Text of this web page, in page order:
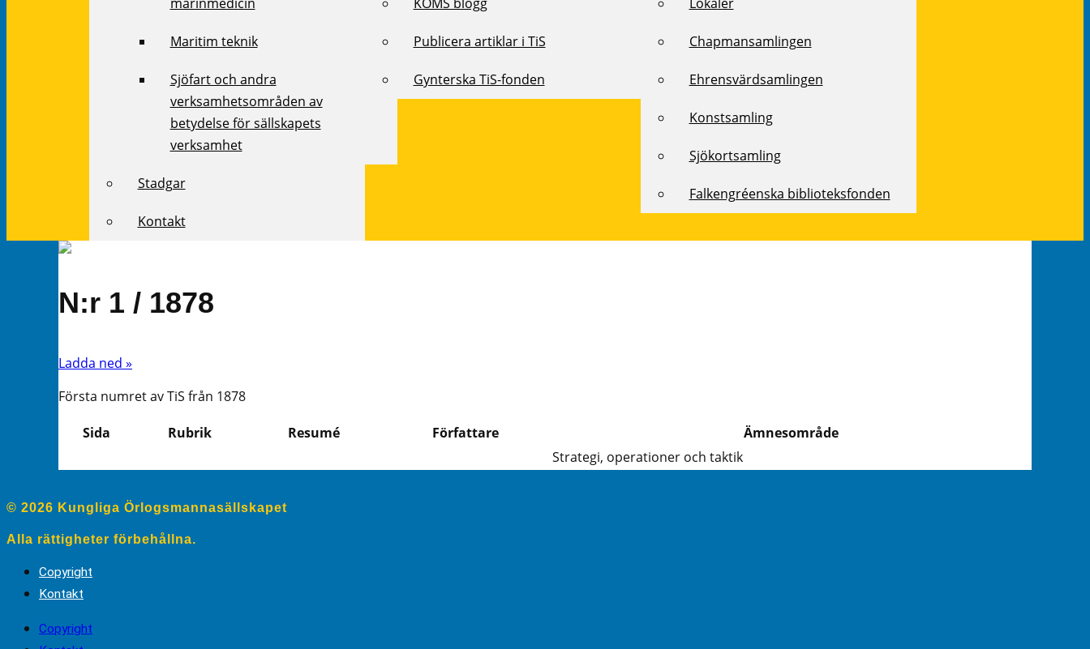
Maritim teknik
Sjöfart och andra
verksamhetsområden av
betydelse för sällskapets
verksamhet
Stadgar
Kontakt
Publicera artiklar i TiS
Gynterska TiS-fonden
Chapmansamlingen
Ehrensvärdsamlingen
Konstsamling
Sjökortsamling
Falkengréenska biblioteksfonden
N:r 1 / 1878
Ladda ned »
Första numret av TiS från 1878
Sida Rubrik Resumé Författare
Ämnesområde
Strategi, operationer och taktik
© 2026 Kungliga Örlogsmannasällskapet
Alla rättigheter förbehållna.
Copyright
Kontakt
Copyright